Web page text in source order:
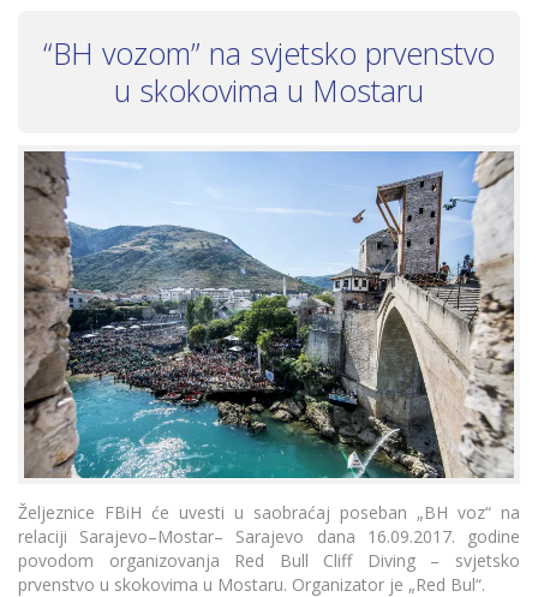
“BH vozom” na svjetsko prvenstvo
u skokovima u Mostaru
Željeznice FBiH će uvesti u saobraćaj poseban „BH voz“ na
relaciji Sarajevo–Mostar– Sarajevo dana 16.09.2017. godine
povodom organizovanja Red Bull Cliff Diving – svjetsko
prvenstvo u skokovima u Mostaru. Organizator je „Red Bul“.